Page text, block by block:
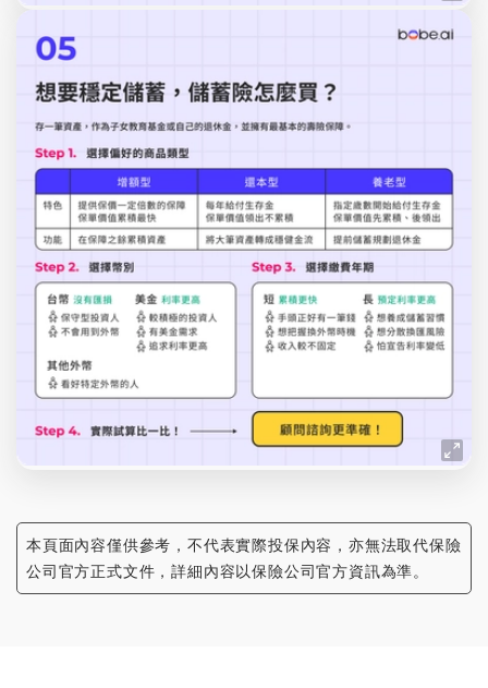
本頁面內容僅供參考，不代表實際投保內容，亦無法取代保險
公司官方正式文件，詳細內容以保險公司官方資訊為準。